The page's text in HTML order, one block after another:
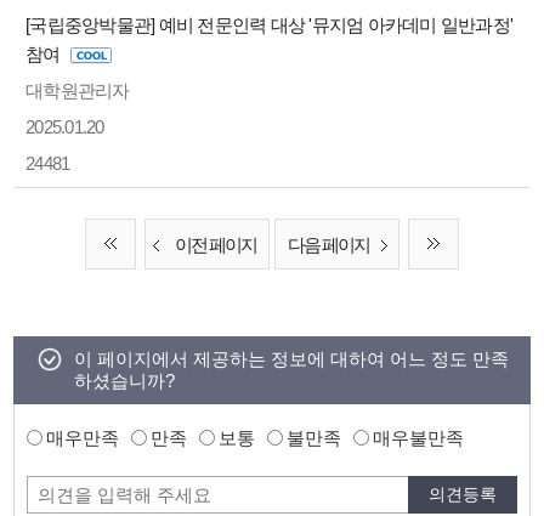
[국립중앙박물관] 예비 전문인력 대상 '뮤지엄 아카데미 일반과정'
참여
대학원관리자
2025.01.20
24481
이전 페이지 다음 페이지
이 페이지에서 제공하는 정보에 대하여 어느 정도 만족
하셨습니까?
매우만족 만족 보통 불만족 매우불만족